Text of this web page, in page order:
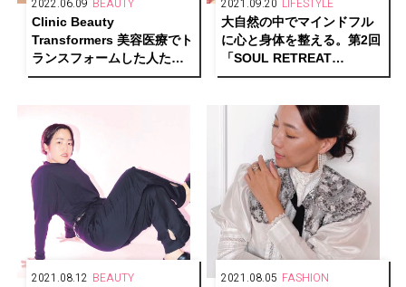
2022.06.09 BEAUTY
Clinic Beauty
Transformers 美容医療でト
ランスフォームした人たち
／01.有村藍里
2021.09.20 LIFESTYLE
大自然の中でマインドフル
に心と身体を整える。第2回
「SOUL RETREAT
CAMP」の開催が決定！
2021.08.12 BEAUTY 2021.08.05 FASHION